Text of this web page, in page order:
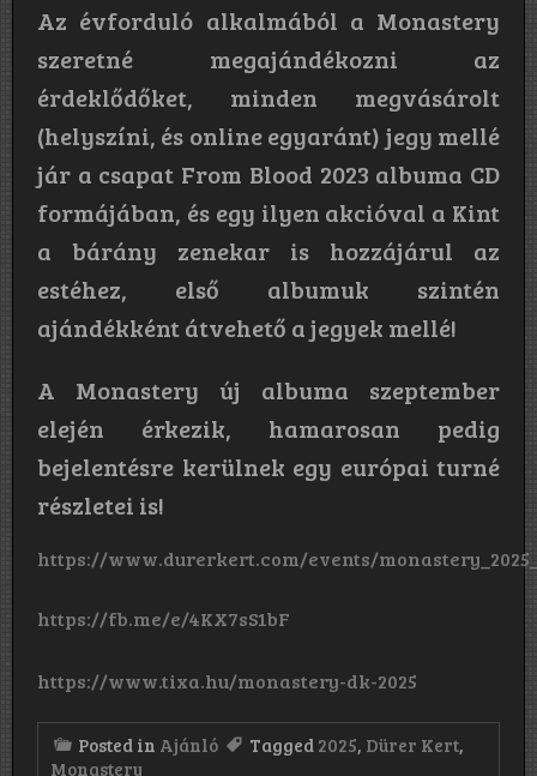
Az évforduló alkalmából a Monastery
szeretné megajándékozni az
érdeklődőket, minden megvásárolt
(helyszíni, és online egyaránt) jegy mellé
jár a csapat From Blood 2023 albuma CD
formájában, és egy ilyen akcióval a Kint
a bárány zenekar is hozzájárul az
estéhez, első albumuk szintén
ajándékként átvehető a jegyek mellé!
A Monastery új albuma szeptember
elején érkezik, hamarosan pedig
bejelentésre kerülnek egy európai turné
részletei is!
https://www.durerkert.com/events/
https://fb.me/e/4KX7sS1bF
https://www.tixa.hu/monastery-dk-2025
Posted in Ajánló Tagged 2025, Dürer Kert,
Monastery